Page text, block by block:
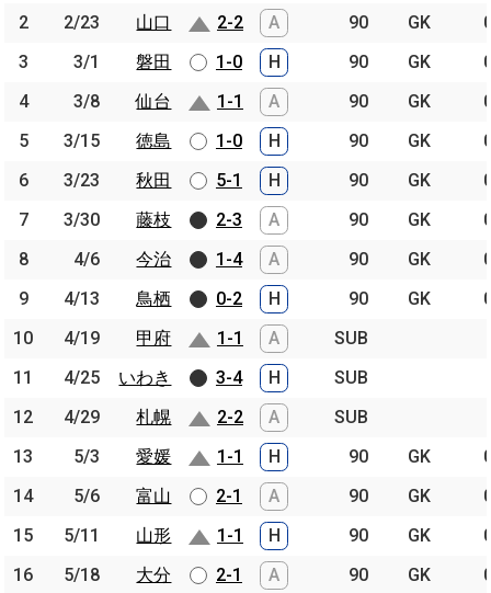
2
2/23 山口 2-2 A 90 GK
3
3/1 磐田 1-0 H 90 GK
4
3/8 仙台 1-1 A 90 GK
5
3/15 徳島 1-0 H 90 GK
6
3/23 秋田 5-1 H 90 GK
7
3/30 藤枝 2-3 A 90 GK
8
4/6 今治 1-4 A 90 GK
9
4/13 鳥栖 0-2 H 90 GK
10
4/19 甲府 1-1 A
SUB
11
4/25 いわき 3-4 H
SUB
12
4/29 札幌 2-2 A
SUB
13
5/3 愛媛 1-1 H 90 GK
14
5/6 富山 2-1 A 90 GK
15
5/11 山形 1-1 H 90 GK
16
5/18 大分 2-1 A 90 GK
2
2/23
山口
3
3/1
磐田
4
3/8
仙台
5
3/15
徳島
6
3/23
秋田
7
3/30
藤枝
8
4/6
今治
9
4/13
鳥栖
10
4/19
甲府
11
4/25
いわき
12
4/29
札幌
13
5/3
愛媛
14
5/6
富山
15
5/11
山形
16
5/18
大分